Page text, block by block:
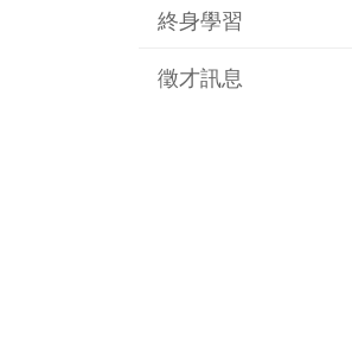
終身學習
徵才訊息